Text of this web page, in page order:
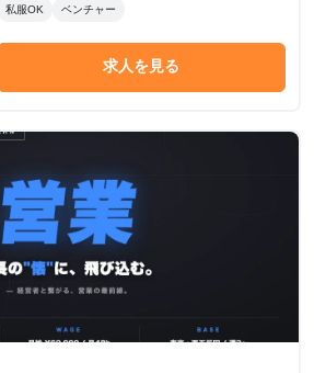
私服OK ベンチャー
求人を見る